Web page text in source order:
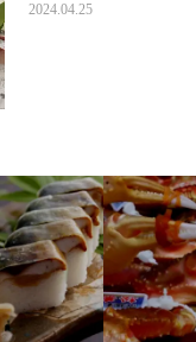
2024.04.25